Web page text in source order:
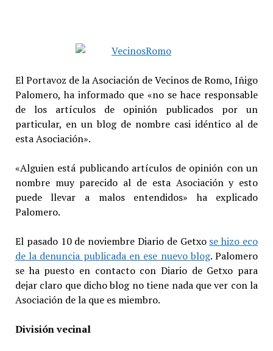
El Portavoz de la Asociación de Vecinos de Romo, Iñigo
Palomero, ha informado que «no se hace responsable
de los artículos de opinión publicados por un
particular, en un blog de nombre casi idéntico al de
esta Asociación».
«Alguien está publicando artículos de opinión con un
nombre muy parecido al de esta Asociación y esto
puede llevar a malos entendidos» ha explicado
Palomero.
El pasado 10 de noviembre Diario de Getxo se hizo eco
de la denuncia publicada en ese nuevo blog. Palomero
se ha puesto en contacto con Diario de Getxo para
dejar claro que dicho blog no tiene nada que ver con la
Asociación de la que es miembro.
División vecinal